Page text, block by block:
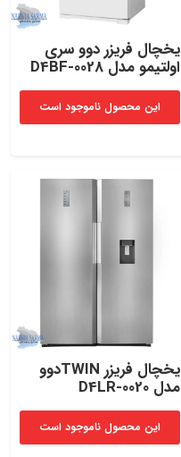
یخچال‌ فریزر دوو سری
اولتیمو مدل D4BF-0028
این محصول ناموجود است
یخچال فریزر TWINدوو
مدل D4LR-0020
این محصول ناموجود است